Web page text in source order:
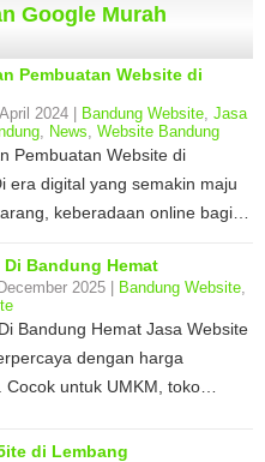
Google Murah
Pembuatan Website di
2024 | Bandung Website, Jasa
, News Website Bandung
Pembuatan Website di
era digital yang semakin maju
keberadaan online bagi…
Di Bandung Hemat
2025 | Bandung Website,
Bandung Hemat Jasa Website
dengan harga
Cocok untuk UMKM, toko…
di Lembang